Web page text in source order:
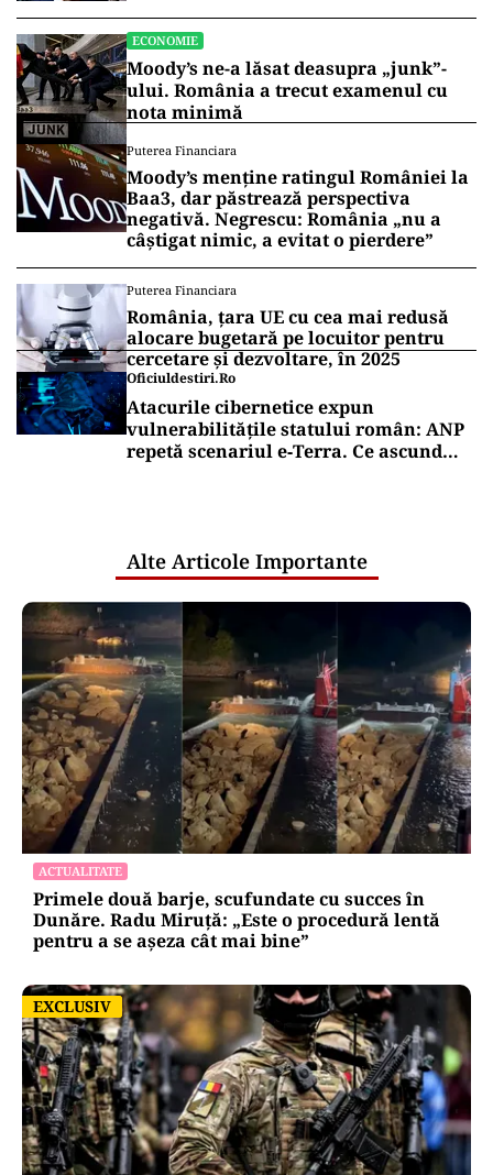
ECONOMIE
Moody’s ne-a lăsat deasupra „junk”-
ului. România a trecut examenul cu
nota minimă
Puterea Financiara
Moody’s menține ratingul României la
Baa3, dar păstrează perspectiva
negativă. Negrescu: România „nu a
câștigat nimic, a evitat o pierdere”
Puterea Financiara
România, țara UE cu cea mai redusă
alocare bugetară pe locuitor pentru
cercetare și dezvoltare, în 2025
Oficiuldestiri.ro
Atacurile cibernetice expun
vulnerabilitățile statului român: ANP
repetă scenariul e‑Terra. Ce ascund
Alte Articole Importante
ACTUALITATE
Primele două barje, scufundate cu succes în
Dunăre. Radu Miruță: „Este o procedură lentă
pentru a se așeza cât mai bine”
EXCLUSIV
EXCLUSIV